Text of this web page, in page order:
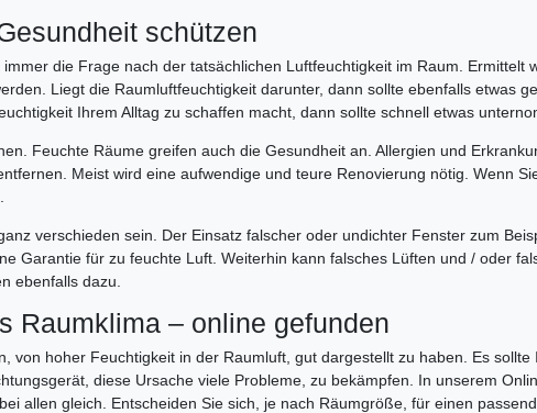
schützen
die Frage nach der tatsächlichen Luftfeuchtigkeit im Raum. Ermittelt
Liegt die Raumluftfeuchtigkeit darunter, dann sollte ebenfalls etwas
Ihrem Alltag zu schaffen macht, dann sollte schnell etwas
Feuchte Räume greifen auch die Gesundheit an. Allergien und
Meist wird eine aufwendige und teure Renovierung nötig. Wenn
verschieden sein. Der Einsatz falscher oder undichter Fenster zum
Garantie für zu feuchte Luft. Weiterhin kann falsches Lüften und / oder
ebenfalls dazu.
Raumklima – online gefunden
von hoher Feuchtigkeit in der Raumluft, gut dargestellt zu haben. Es
diese Ursache viele Probleme, zu bekämpfen. In unserem
allen gleich. Entscheiden Sie sich, je nach Räumgröße, für einen